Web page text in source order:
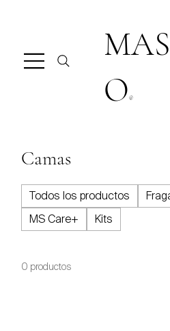
O ®
Camas
Todos los productos
MS Care+
Kits
0 productos